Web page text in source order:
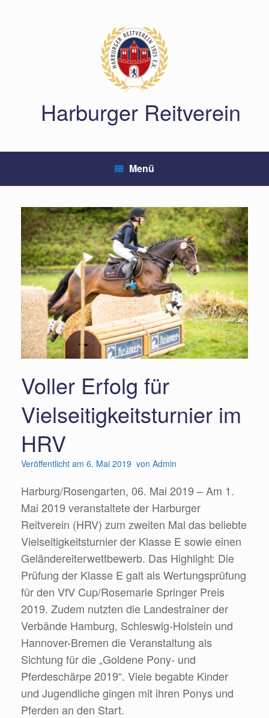
Harburger Reitverein
Menü
Voller Erfolg für
Vielseitigkeitsturnier im
HRV
Veröffentlicht am 6. Mai 2019 von Admin
Harburg/Rosengarten, 06. Mai 2019 – Am 1.
Mai 2019 veranstaltete der Harburger
Reitverein (HRV) zum zweiten Mal das beliebte
Vielseitigkeitsturnier der Klasse E sowie einen
Geländereiterwettbewerb. Das Highlight: Die
Prüfung der Klasse E galt als Wertungsprüfung
für den VfV Cup/Rosemarie Springer Preis
2019. Zudem nutzten die Landestrainer der
Verbände Hamburg, Schleswig-Holstein und
Hannover-Bremen die Veranstaltung als
Sichtung für die „Goldene Pony- und
Pferdeschärpe 2019“. Viele begabte Kinder
und Jugendliche gingen mit ihren Ponys und
Pferden an den Start.